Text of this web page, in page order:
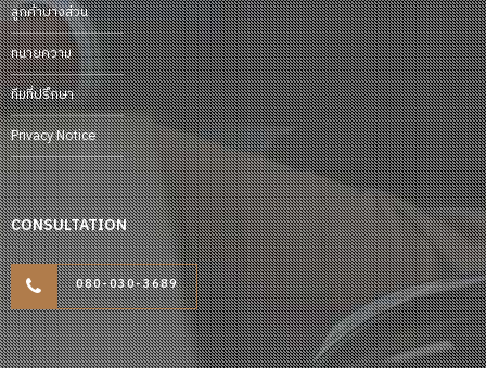
ลูกค้าบางส่วน
ทนายความ
ทีมที่ปรึกษา
Privacy Notice
CONSULTATION
080-030-3689